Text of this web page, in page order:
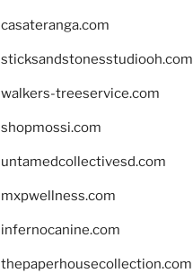
casateranga.com
sticksandstonesstudiooh.com
walkers-treeservice.com
shopmossi.com
untamedcollectivesd.com
mxpwellness.com
infernocanine.com
thepaperhousecollection.com